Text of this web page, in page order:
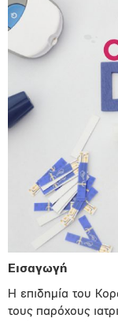
Εισαγωγή
Η επιδημία του
τους παρόχους